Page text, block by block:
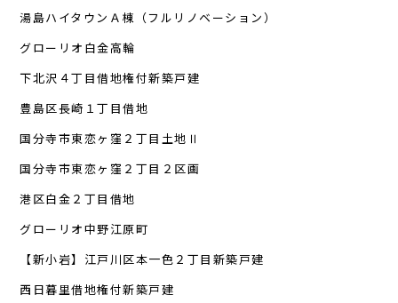
湯島ハイタウンＡ棟（フルリノベーション）
グローリオ白金高輪
下北沢４丁目借地権付新築戸建
豊島区長崎１丁目借地
国分寺市東恋ヶ窪２丁目土地Ⅱ
国分寺市東恋ヶ窪２丁目２区画
港区白金２丁目借地
グローリオ中野江原町
【新小岩】江戸川区本一色２丁目新築戸建
西日暮里借地権付新築戸建